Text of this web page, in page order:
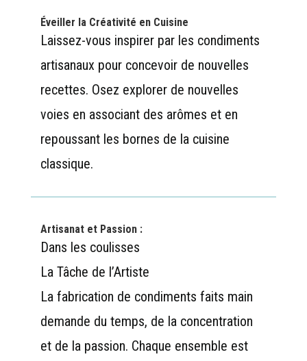
Éveiller la Créativité en Cuisine
Laissez-vous inspirer par les condiments
artisanaux pour concevoir de nouvelles
recettes. Osez explorer de nouvelles
voies en associant des arômes et en
repoussant les bornes de la cuisine
classique.
Artisanat et Passion :
Dans les coulisses
La Tâche de l’Artiste
La fabrication de condiments faits main
demande du temps, de la concentration
et de la passion. Chaque ensemble est